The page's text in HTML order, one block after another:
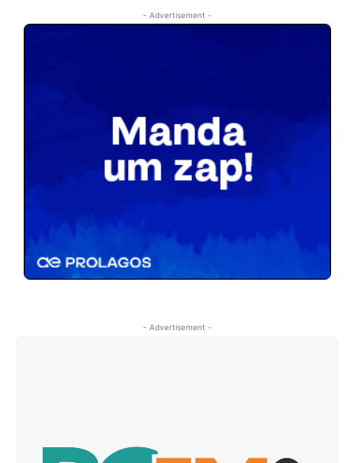
- Advertisement -
- Advertisement -